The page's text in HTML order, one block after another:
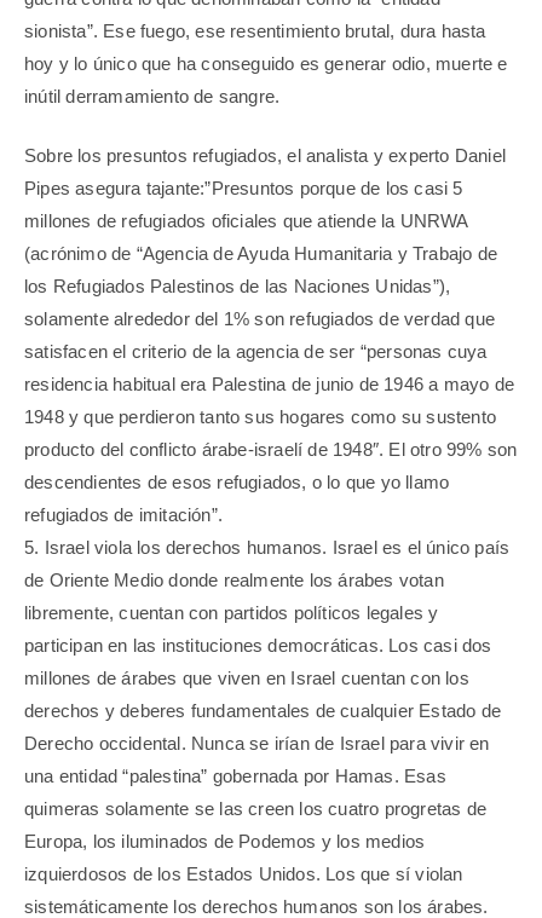
sionista”. Ese fuego, ese resentimiento brutal, dura hasta
hoy y lo único que ha conseguido es generar odio, muerte e
inútil derramamiento de sangre.
Sobre los presuntos refugiados, el analista y experto Daniel
Pipes asegura tajante:”Presuntos porque de los casi 5
millones de refugiados oficiales que atiende la UNRWA
(acrónimo de “Agencia de Ayuda Humanitaria y Trabajo de
los Refugiados Palestinos de las Naciones Unidas”),
solamente alrededor del 1% son refugiados de verdad que
satisfacen el criterio de la agencia de ser “personas cuya
residencia habitual era Palestina de junio de 1946 a mayo de
1948 y que perdieron tanto sus hogares como su sustento
producto del conflicto árabe-israelí de 1948″. El otro 99% son
descendientes de esos refugiados, o lo que yo llamo
refugiados de imitación”.
5. Israel viola los derechos humanos. Israel es el único país
de Oriente Medio donde realmente los árabes votan
libremente, cuentan con partidos políticos legales y
participan en las instituciones democráticas. Los casi dos
millones de árabes que viven en Israel cuentan con los
derechos y deberes fundamentales de cualquier Estado de
Derecho occidental. Nunca se irían de Israel para vivir en
una entidad “palestina” gobernada por Hamas. Esas
quimeras solamente se las creen los cuatro progretas de
Europa, los iluminados de Podemos y los medios
izquierdosos de los Estados Unidos. Los que sí violan
sistemáticamente los derechos humanos son los árabes.